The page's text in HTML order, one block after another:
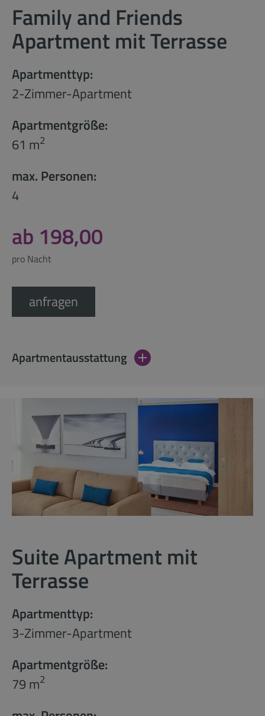
Family and Friends
Apartment mit Terrasse
Apartmenttyp:
2-Zimmer-Apartment
Apartmentgröße:
61 m2
max. Personen:
4
ab 198,00
pro Nacht
anfragen
Apartmentausstattung
Suite Apartment mit
Terrasse
Apartmenttyp:
3-Zimmer-Apartment
Apartmentgröße:
79 m2